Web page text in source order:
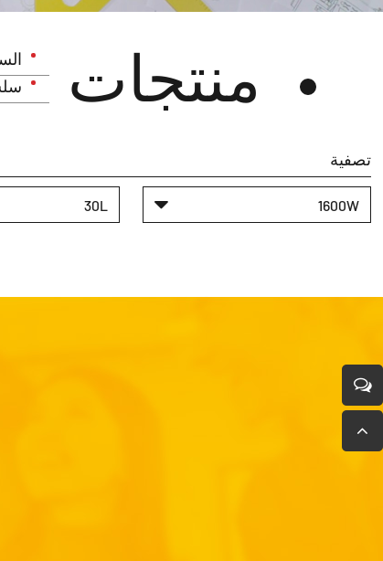
منتجات
تصفية
1600W
30L